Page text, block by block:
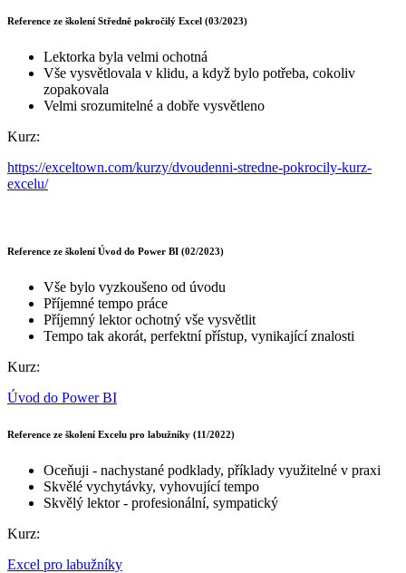
Reference ze školení Středně pokročilý Excel (03/2023)
Lektorka byla velmi ochotná
Vše vysvětlovala v klidu, a když bylo potřeba, cokoliv
zopakovala
Velmi srozumitelné a dobře vysvětleno
Kurz:
https://exceltown.com/kurzy/dvoudenni-stredne-pokrocily-kurz-
excelu/
Reference ze školení Úvod do Power BI (02/2023)
Vše bylo vyzkoušeno od úvodu
Příjemné tempo práce
Příjemný lektor ochotný vše vysvětlit
Tempo tak akorát, perfektní přístup, vynikající znalosti
Kurz:
Úvod do Power BI
Reference ze školení Excelu pro labužníky (11/2022)
Oceňuji - nachystané podklady, příklady využitelné v praxi
Skvělé vychytávky, vyhovující tempo
Skvělý lektor - profesionální, sympatický
Kurz:
Excel pro labužníky